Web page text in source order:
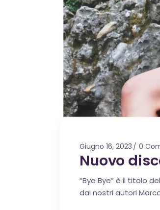
Giugno 16, 2023 0
Nuovo
“Bye Bye” è il titolo
dai nostri autori